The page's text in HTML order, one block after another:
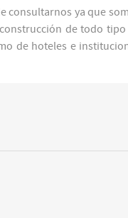
consultarnos ya que
de todo tipo
de hoteles e